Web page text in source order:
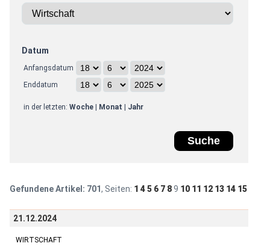
Datum
Anfangsdatum
Enddatum
in der letzten: Woche| Monat Jahr
Gefundene Artikel: 701, Seiten: 1 4 5 6 7 8 9 10 11 12 13 14 15
21.12.2024
WIRTSCHAFT